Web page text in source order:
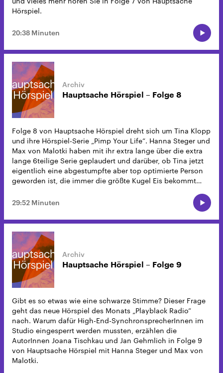
Hörspiel.
20:38 Minuten
Hauptsache Hörspiel – Folge 8
Folge 8 von Hauptsache Hörspiel dreht sich um Tina Klopp
und ihre Hörspiel-Serie „Pimp Your Life“. Hanna Steger und
Max von Malotki haben mit ihr extra lange über die extra
lange 6teilige Serie geplaudert und darüber, ob Tina jetzt
eigentlich eine abgestumpfte aber top optimierte Person
geworden ist, die immer die größte Kugel Eis bekommt…
29:52 Minuten
Hauptsache Hörspiel – Folge 9
Gibt es so etwas wie eine schwarze Stimme? Dieser Frage
geht das neue Hörspiel des Monats „Playblack Radio“
nach. Warum dafür High-End-SynchronsprecherInnen im
Studio eingesperrt werden mussten, erzählen die
AutorInnen Joana Tischkau und Jan Gehmlich in Folge 9
von Hauptsache Hörspiel mit Hanna Steger und Max von
Malotki.